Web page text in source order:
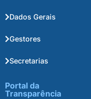
Dados Gerais
Gestores
Secretarias
Portal da
Transparência